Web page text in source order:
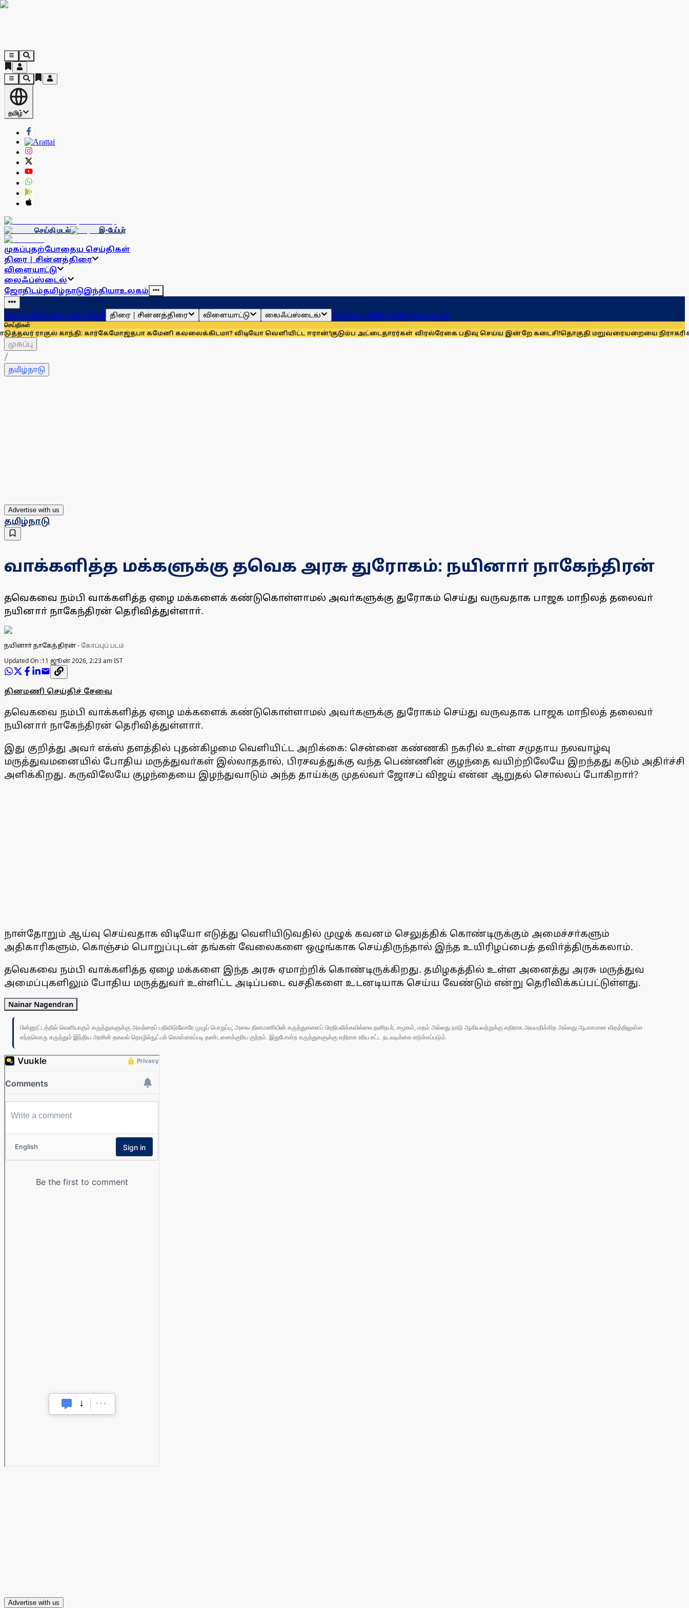
தமிழ்
செய்தி மடல் இ-பேப்பர்
முகப்புதற்போதைய செய்திகள்
திரை | சின்னத்திரை
விளையாட்டு
லைஃப்ஸ்டைல்
ஜோதிடம்தமிழ்நாடுஇந்தியாஉலகம்
முகப்புதற்போதைய செய்திகள் திரை | சின்னத்திரை விளையாட்டு லைஃப்ஸ்டைல் ஜோதிடம்தமிழ்நாடுஇந்தியாஉலகம்
செய்திகள்
காந்தி: கார்கேமோஜ்தபா கமேனி கவலைக்கிடமா? விடியோ வெளியிட்ட ஈரான்!குடும்ப அட்டைதாரர்கள் விரல்ரேகை பதிவு செய்ய இன்றே கடைசி!தொகுதி மறுவரையறையை நிராகரிக்க
முகப்பு
/
தமிழ்நாடு
Advertise with us
தமிழ்நாடு
வாக்களித்த மக்களுக்கு தவெக அரசு துரோகம்: நயினாா் நாகேந்திரன்
தவெகவை நம்பி வாக்களித்த ஏழை மக்களைக் கண்டுகொள்ளாமல் அவா்களுக்கு துரோகம் செய்து வருவதாக பாஜக மாநிலத் தலைவா்
நயினாா் நாகேந்திரன் தெரிவித்துள்ளாா்.
நயினாா் நாகேந்திரன்- கோப்புப் படம்
Updated On :11 ஜூன் 2026, 2:23 am IST
தினமணி செய்திச் சேவை
தவெகவை நம்பி வாக்களித்த ஏழை மக்களைக் கண்டுகொள்ளாமல் அவா்களுக்கு துரோகம் செய்து வருவதாக பாஜக மாநிலத் தலைவா்
நயினாா் நாகேந்திரன் தெரிவித்துள்ளாா்.
இது குறித்து அவா் எக்ஸ் தளத்தில் புதன்கிழமை வெளியிட்ட அறிக்கை: சென்னை கண்ணகி நகரில் உள்ள சமுதாய நலவாழ்வு
மருத்துவமனையில் போதிய மருத்துவா்கள் இல்லாததால், பிரசவத்துக்கு வந்த பெண்ணின் குழந்தை வயிற்றிலேயே இறந்தது கடும் அதிா்ச்சி
அளிக்கிறது. கருவிலேயே குழந்தையை இழந்துவாடும் அந்த தாய்க்கு முதல்வா் ஜோசப் விஜய் என்ன ஆறுதல் சொல்லப் போகிறாா்?
நாள்தோறும் ஆய்வு செய்வதாக விடியோ எடுத்து வெளியிடுவதில் முழுக் கவனம் செலுத்திக் கொண்டிருக்கும் அமைச்சா்களும்
அதிகாரிகளும், கொஞ்சம் பொறுப்புடன் தங்கள் வேலைகளை ஒழுங்காக செய்திருந்தால் இந்த உயிரிழப்பைத் தவிா்த்திருக்கலாம்.
தவெகவை நம்பி வாக்களித்த ஏழை மக்களை இந்த அரசு ஏமாற்றிக் கொண்டிருக்கிறது. தமிழகத்தில் உள்ள அனைத்து அரசு மருத்துவ
அமைப்புகளிலும் போதிய மருத்துவா் உள்ளிட்ட அடிப்படை வசதிகளை உடனடியாக செய்ய வேண்டும் என்று தெரிவிக்கப்பட்டுள்ளது.
Nainar Nagendran
பின்னூட்டத்தில் வெளியாகும் கருத்துகளுக்கு அவற்றைப் பதிவிடுவோரே முழுப் பொறுப்பு; அவை தினமணியின் கருத்துகளைப் பிரதிபலிக்கவில்லை.தனிநபர், சமூகம், மதம் அல்லது நாடு ஆகியவற்றுக்கு எதிராக அவமதிக்கிற அல்லது ஆபாசமான விதத்திலுள்ள
எந்தவொரு கருத்தும் இந்திய அரசின் தகவல் தொழில்நுட்பக் கொள்கைப்படி தண்டனைக்குரிய குற்றம். இதுபோன்ற கருத்துகளுக்கு எதிராக உரிய சட்ட நடவடிக்கை எடுக்கப்படும்.
Advertise with us